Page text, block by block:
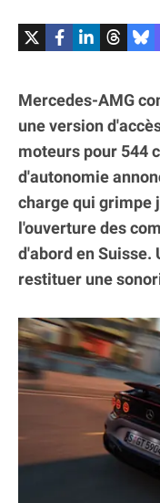
Mercedes-AMG
une version
moteurs pour 544
d'autonomie
charge qui grimpe
l'ouverture des
d'abord en Suisse.
restituer une